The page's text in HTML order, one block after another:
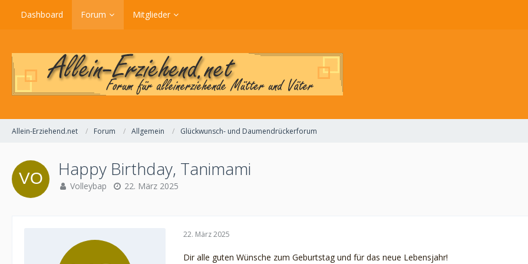
Dashboard Forum Mitglieder
Allein-Erziehend.net Forum Allgemein Glückwunsch- und Daumendrückerforum
Happy Birthday, Tanimami
Volleybap 22. März 2025
22. März 2025
Dir alle guten Wünsche zum Geburtstag und für das neue Lebensjahr!